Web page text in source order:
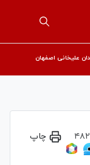
علیخانی اصفهان
چاپ